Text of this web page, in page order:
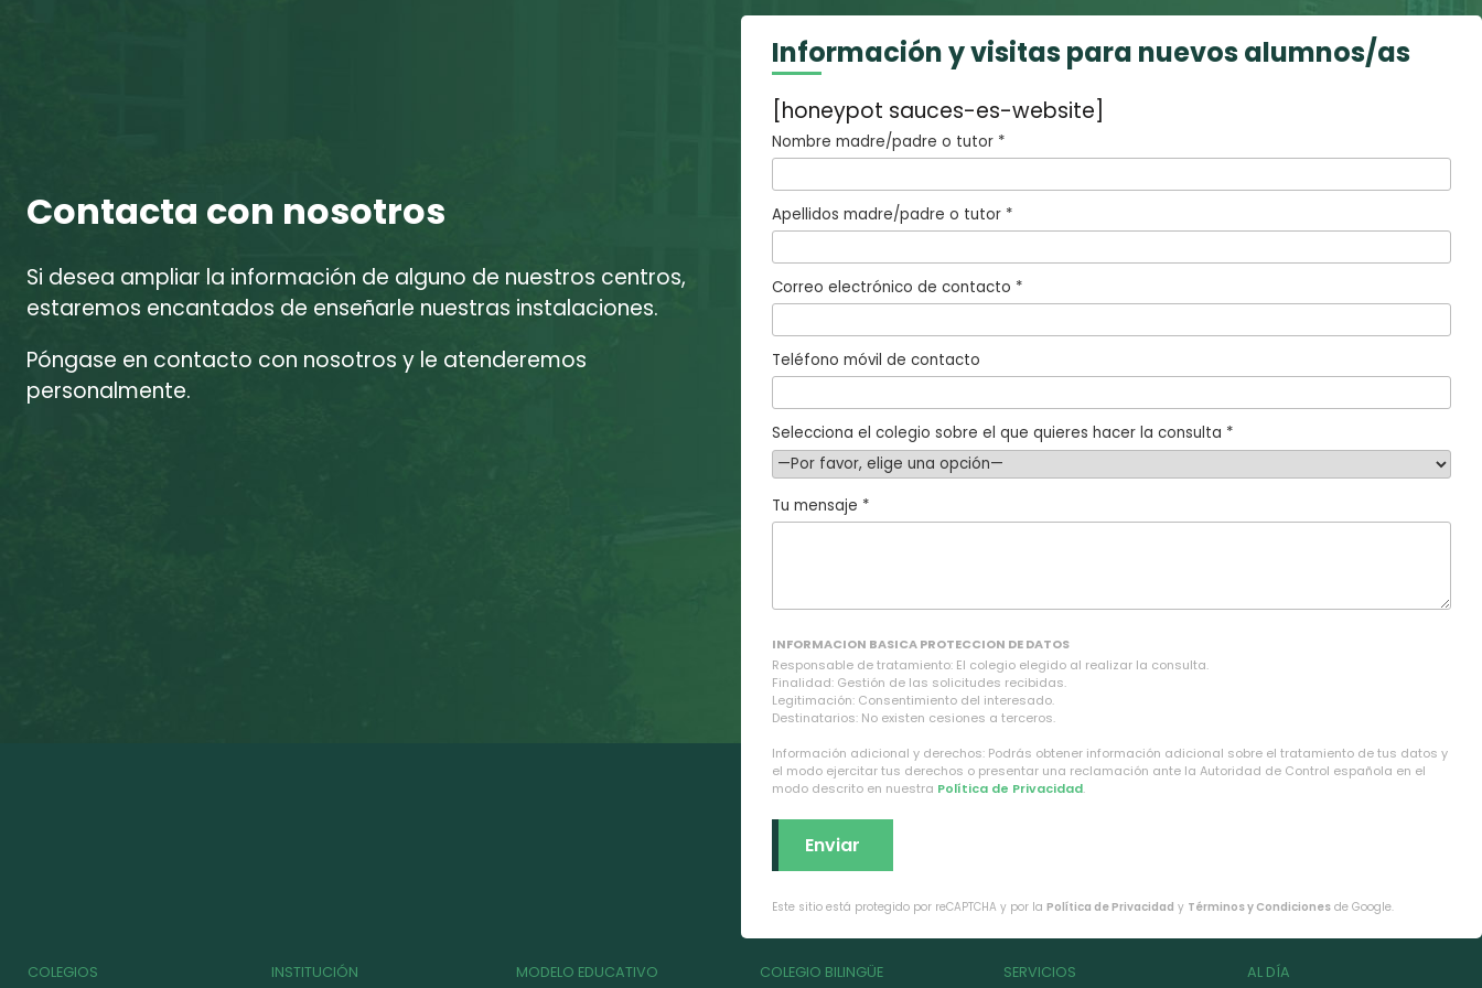
Contacta con nosotros
Si desea ampliar la información de alguno de nuestros centros,
estaremos encantados de enseñarle nuestras instalaciones.
Póngase en contacto con nosotros y le atenderemos
personalmente.
Información y visitas para nuevos alumnos/as
[honeypot sauces-es-website]
Nombre madre/padre o tutor *
Apellidos madre/padre o tutor *
Correo electrónico de contacto *
Teléfono móvil de contacto
Selecciona el colegio sobre el que quieres hacer la consulta *
Tu mensaje *
INFORMACION BASICA PROTECCION DE DATOS
Responsable de tratamiento: El colegio elegido al realizar la consulta.
Finalidad: Gestión de las solicitudes recibidas.
Legitimación: Consentimiento del interesado.
Destinatarios: No existen cesiones a terceros.
Información adicional y derechos: Podrás obtener información adicional sobre el tratamiento de tus datos y
el modo ejercitar tus derechos o presentar una reclamación ante la Autoridad de Control española en el
modo descrito en nuestra Política de Privacidad.
Este sitio está protegido por reCAPTCHA y por la Política de Privacidad y Términos y Condiciones de Google.
COLEGIOS INSTITUCIÓN MODELO EDUCATIVO COLEGIO BILINGÜE SERVICIOS AL DÍA